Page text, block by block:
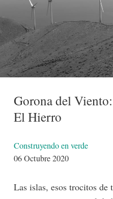
Gorona del
El Hierro
DetallesConstruyendo en verde
06 Octubre 2020
Las islas, esos trocitos de